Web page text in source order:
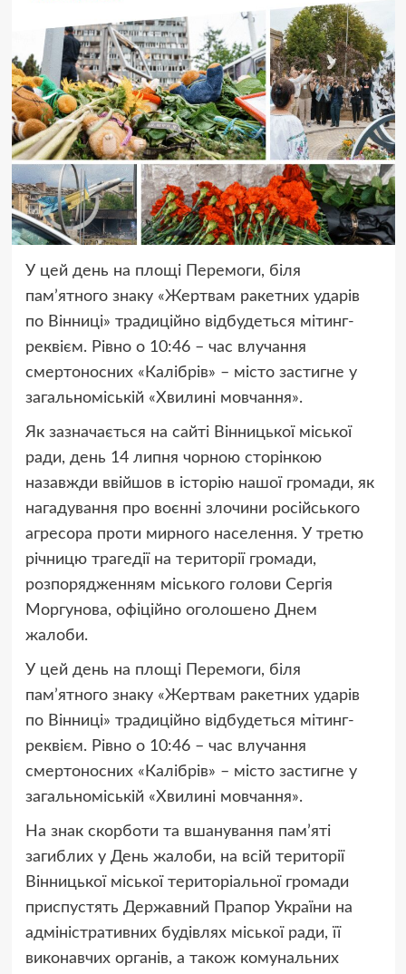
У цей день на площі Перемоги, біля
пам’ятного знаку «Жертвам ракетних ударів
по Вінниці» традиційно відбудеться мітинг-
реквієм. Рівно о 10:46 – час влучання
смертоносних «Калібрів» – місто застигне у
загальноміській «Хвилині мовчання».
Як зазначається на сайті Вінницької міської
ради, день 14 липня чорною сторінкою
назавжди ввійшов в історію нашої громади, як
нагадування про воєнні злочини російського
агресора проти мирного населення. У третю
річницю трагедії на території громади,
розпорядженням міського голови Сергія
Моргунова, офіційно оголошено Днем
жалоби.
У цей день на площі Перемоги, біля
пам’ятного знаку «Жертвам ракетних ударів
по Вінниці» традиційно відбудеться мітинг-
реквієм. Рівно о 10:46 – час влучання
смертоносних «Калібрів» – місто застигне у
загальноміській «Хвилині мовчання».
На знак скорботи та вшанування пам’яті
загиблих у День жалоби, на всій території
Вінницької міської територіальної громади
приспустять Державний Прапор України на
адміністративних будівлях міської ради, її
виконавчих органів, а також комунальних